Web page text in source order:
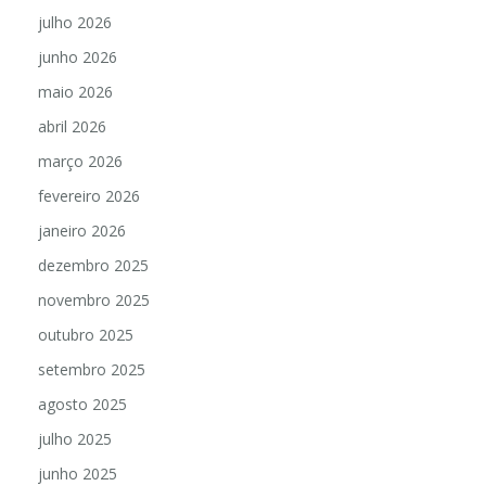
julho 2026
junho 2026
maio 2026
abril 2026
março 2026
fevereiro 2026
janeiro 2026
dezembro 2025
novembro 2025
outubro 2025
setembro 2025
agosto 2025
julho 2025
junho 2025